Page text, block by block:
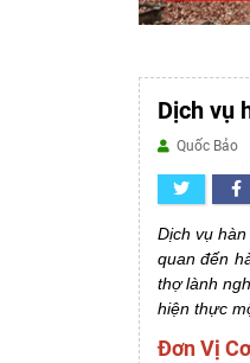
Dịch vụ
Quốc Bảo
Dịch vụ
quan đến
thợ lành
hiện thực
Đơn Vị